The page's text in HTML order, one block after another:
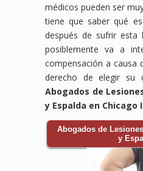
médicos pueden ser
tiene que saber qué
después de sufrir esta
posiblemente va a
compensación a causa
derecho de elegir su
Abogados de
y Espalda en Chicago
Abogados de
y